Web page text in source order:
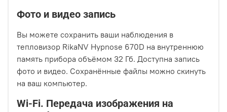
Фото и видео запись
Вы можете сохранить ваши наблюдения в
тепловизор RikaNV Hypnose 670D на внутреннюю
память прибора объёмом 32 Гб. Доступна запись
фото и видео. Сохранённые файлы можно скинуть
на ваш компьютер.
Wi-Fi. Передача изображения на